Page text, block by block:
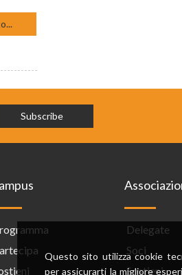
Delegate
Soci
Sostieni
Questo sito utilizza cookie
per assicurarti la migliore